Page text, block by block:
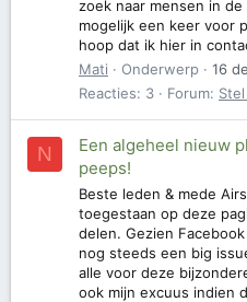
zoek naar mensen in
mogelijk een keer voor
hoop dat ik hier in
Mati
Onderwerp 16
Reacties: 3
Forum:
N
Een algeheel nieuw
peeps!
Beste leden & mede
toegestaan op deze
delen. Gezien
nog steeds een big
alle voor deze
ook mijn excuus indien